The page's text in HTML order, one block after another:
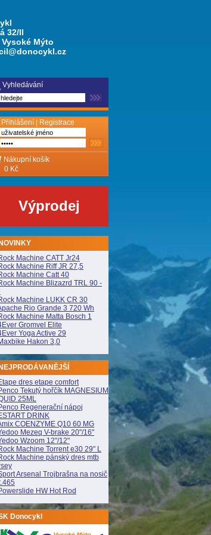
32/II
Vysoké Mýto
Vyhledávání
Přihlášení | Registrace
Nákupní košík
0 Kč
Výprodej
NOVINKY
Machine CATT Jr24
Machine Riff JR 27,5
Machine Catt 40
Machine Blizazrd TRL 90 -
Machine LUKK CR 30
Rio Grande 3 720 Wh
Machine Matta Bosch 1
Gromvel Elite
Yoga Active 29
Hakon 3,0
NEJPRODÁVANĚJŠÍ
dres etape comfort
Tekutý hořčík MAGNESIUM
25ML
Regenerační nápoj
DRINK
COENZYME Q10 60 MG
Mezeq V-brake 20"/16"
Wzoom 12"/12"
Machine Torrent e30 29" L
Machine pánský dres mtb
Arsenal Trojbrašna na nosič
HW Hot Rod
Donocykl